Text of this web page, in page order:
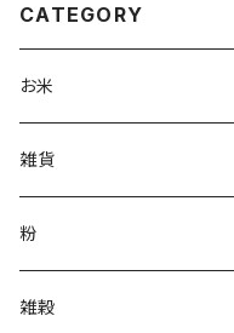
CATEGORY
お米
雑貨
粉
雑穀